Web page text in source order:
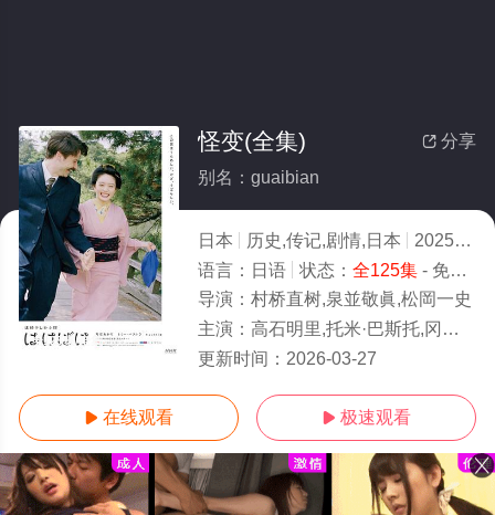
全125集/全集
 分享
怪变(全集)
别名：guaibian
日本 历史,传记,剧情,日本 2025
1.0
语言： 日语 状态： 全125集- 免费在线观看
导演： 村桥直树,泉並敬眞,松岡一史
主演： 高石明里,托米·巴斯托,冈部敬史,池胁千鹤,小日向文世,宽一郎,圆井湾,佐藤穗奈美
更新时间： 2026-03-27
 在线观看  极速观看